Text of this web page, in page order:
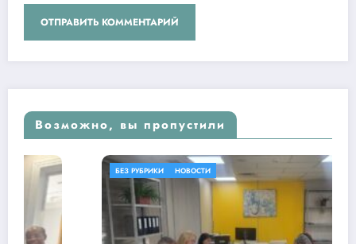
Возможно, вы пропустили
НОВОСТИ